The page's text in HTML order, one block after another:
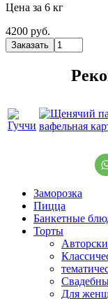
Цена за 6 кг
4200 руб.
Заморозка
Пицца
Банкетные
Торты
Для